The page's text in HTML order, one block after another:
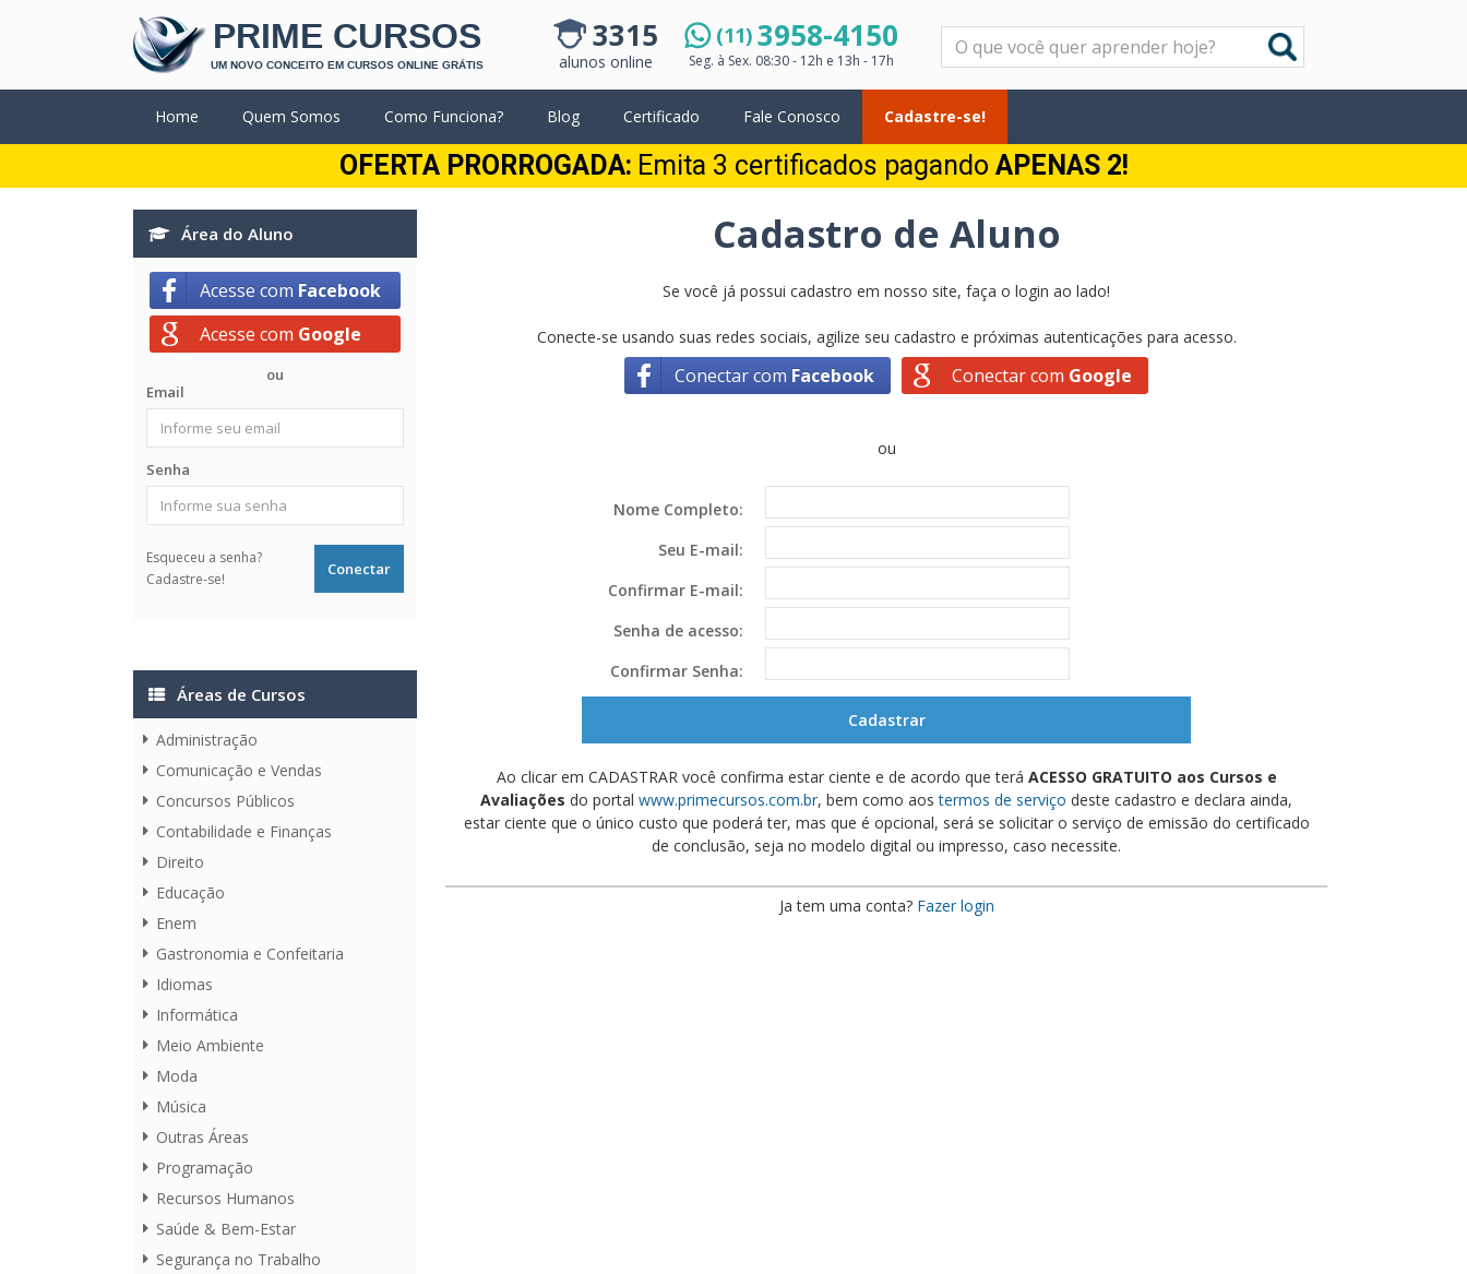
PRIME CURSOS
UM NOVO CONCEITO EM CURSOS ONLINE GRÁTIS
3315
alunos online
(11)3958-4150
Seg. à Sex. 08:30 - 12h e 13h - 17h
Pesquisar
Home Quem Somos Como Funciona? Blog Certificado Fale Conosco Cadastre-se!
OFERTA PRORROGADA: Emita 3 certificados pagando APENAS 2!
Área do Aluno
Acesse com Facebook
Acesse com Google
ou
Email
Senha
Esqueceu a senha?
Cadastre-se!
Áreas de Cursos
Administração
Comunicação e Vendas
Concursos Públicos
Contabilidade e Finanças
Direito
Educação
Enem
Gastronomia e Confeitaria
Idiomas
Informática
Meio Ambiente
Moda
Música
Outras Áreas
Programação
Recursos Humanos
Saúde & Bem-Estar
Segurança no Trabalho
Cadastro de Aluno
Se você já possui cadastro em nosso site, faça o login ao lado!
Conecte-se usando suas redes sociais, agilize seu cadastro e próximas autenticações para acesso.
Conectar com Facebook Conectar com Google
ou
Nome Completo:
Seu E-mail:
Confirmar E-mail:
Senha de acesso:
Confirmar Senha:
Ao clicar em CADASTRAR você confirma estar ciente e de acordo que terá ACESSO GRATUITO aos Cursos e
Avaliações do portal www.primecursos.com.br, bem como aostermos de serviço deste cadastro e declara ainda,
estar ciente que o único custo que poderá ter, mas que é opcional, será se solicitar o serviço de emissão do certificado
de conclusão, seja no modelo digital ou impresso, caso necessite.
Ja tem uma conta? Fazer login